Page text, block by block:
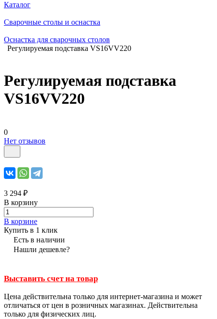
Каталог
Сварочные столы и оснастка
Оснастка для сварочных столов
Регулируемая подставка VS16VV220
Регулируемая подставка
VS16VV220
0
Нет отзывов
3 294 ₽
В корзину
В корзине
Купить в 1 клик
Есть в наличии
Нашли дешевле?
Выставить счет на товар
Цена действительна только для интернет-магазина и может
отличаться от цен в розничных магазинах. Действительна
только для физических лиц.